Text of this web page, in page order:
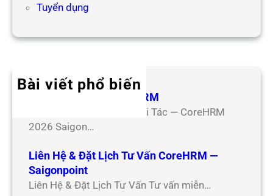
Tuyển dụng
Bài viết phổ biến
Hợp Tác Đối Tác CoreHRM
Chương Trình Hợp Tác Đối Tác — CoreHRM
2026 Saigon…
Liên Hệ & Đặt Lịch Tư Vấn CoreHRM —
Saigonpoint
Liên Hệ & Đặt Lịch Tư Vấn Tư vấn miễn…